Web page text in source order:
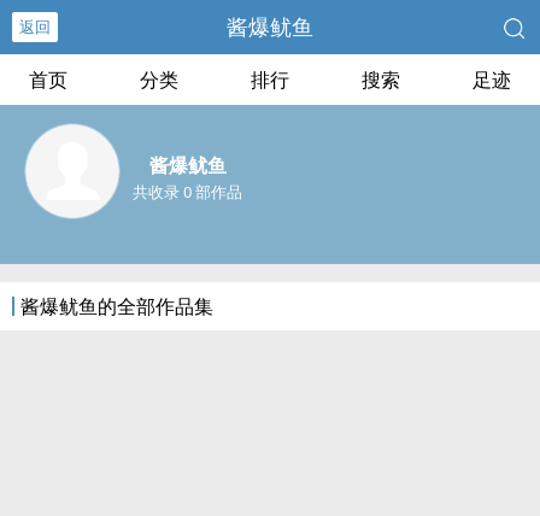
返回 酱爆鱿鱼
首页 分类 排行 搜索 足迹
酱爆鱿鱼
共收录 0 部作品
酱爆鱿鱼的全部作品集